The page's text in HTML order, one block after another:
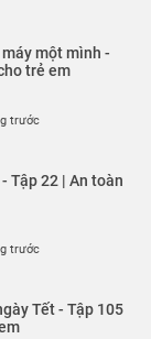
một mình -
trẻ em
trước
Tập 22 | An toàn
trước
Tết - Tập 105